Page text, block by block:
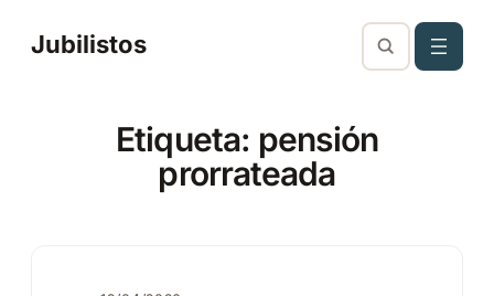
Jubilistos
Etiqueta: pensión
prorrateada